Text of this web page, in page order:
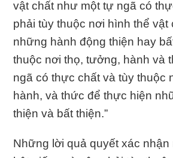
vật chất như một tự ngã có
phải tùy thuộc nơi hình thể vật
những hành động thiện hay
thuộc nơi thọ, tưởng, hành và
ngã có thực chất và tùy thuộc
hành, và thức để thực hiện
thiện và bất thiện.”
Những lời quả quyết xác